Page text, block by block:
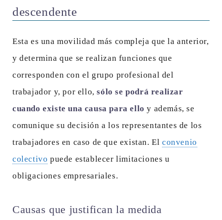
descendente
Esta es una movilidad más compleja que la anterior,
y determina que se realizan funciones que
corresponden con el grupo profesional del
trabajador y, por ello,sólo se podrá realizar
cuando existe una causa para ello y además, se
comunique su decisión a los representantes de los
trabajadores en caso de que existan. Elconvenio
colectivo puede establecer limitaciones u
obligaciones empresariales.
Causas que justifican la medida